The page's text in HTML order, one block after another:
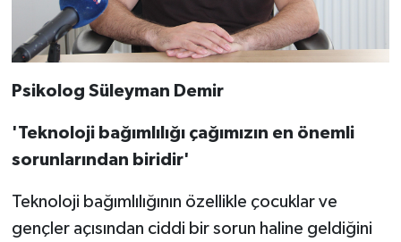
Psikolog Süleyman Demir
'Teknoloji bağımlılığı çağımızın en önemli
sorunlarından biridir'
Teknoloji bağımlılığının özellikle çocuklar ve
gençler açısından ciddi bir sorun haline geldiğini